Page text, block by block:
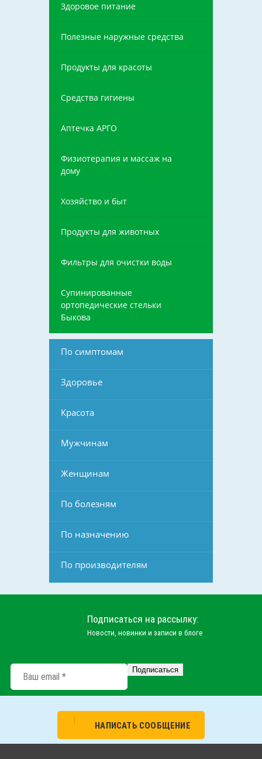
Здоровое питание
Полезные наружные средства
Продукты для красоты
Средства гигиены
Аптечка АРГО
Физиотерапия и массаж на
дому
Хозяйство и быт
Продукты для животных
Фильтры для очистки воды
Супинированные
ортопедические стельки
Быкова
По симптомам
Здоровье
Красота
Мужчинам
Женщинам
По болезням
По назначению
По производителям
Подписаться на рассылку:
Новости, новинки и записи в блоге
НАПИСАТЬ СООБЩЕНИЕ